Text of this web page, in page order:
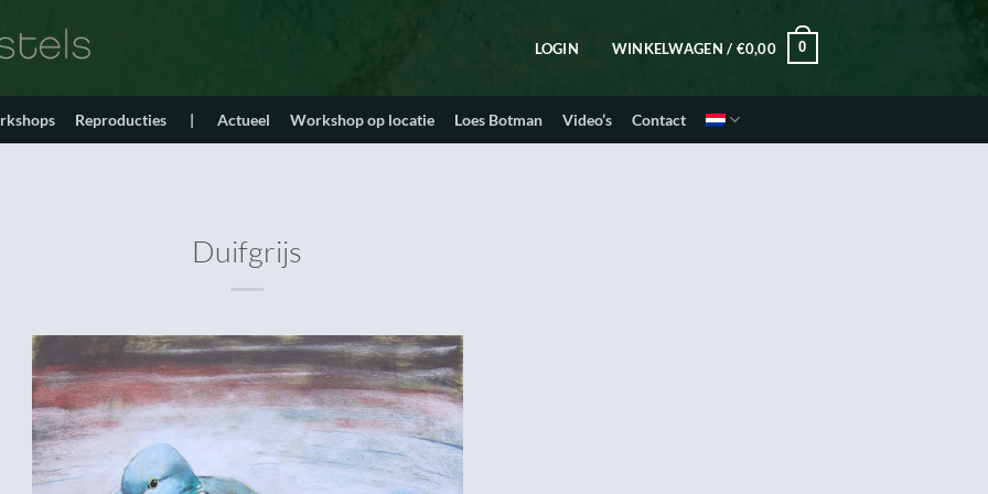
LOGIN WINKELWAGEN / €0,00 0
Reproducties | Actueel Workshop op locatie Loes Botman Video’s Contact
Duifgrijs